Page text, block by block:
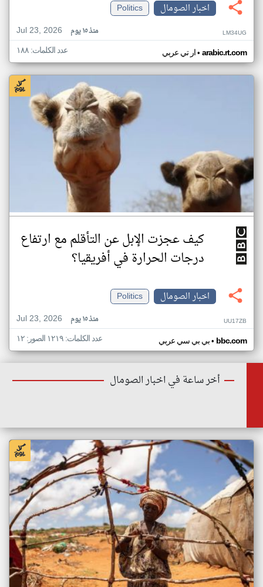
اخبار الصومال
Politics
Jul 23, 2026
منذ ١٥ يوم LM34UG
ار تي عربي• arabic.rt.com عدد الكلمات: ١٨٨
كيف عجزت الإبل عن التأقلم مع ارتفاع
درجات الحرارة في أفريقيا؟
اخبار الصومال
Politics
Jul 23, 2026
منذ ١٥ يوم UU17ZB
بي بي سي عربي• bbc.com عدد الكلمات: ١٢١٩ الصور: ١٢
أخر ساعة في اخبار الصومال